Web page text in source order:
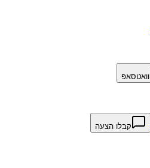
וואטסאפ
קבלו הצעה